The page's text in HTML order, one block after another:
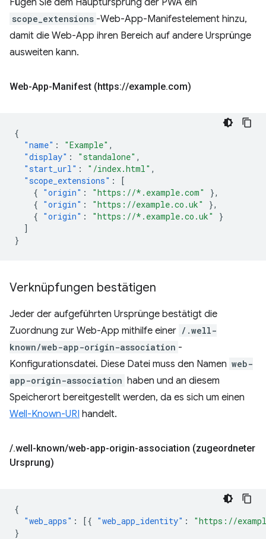
scope_extensions -Web-App-Manifestelement hinzu,
damit die Web-App ihren Bereich auf andere Ursprünge
ausweiten kann.
Web-App-Manifest (https://example.com)
{
"name" : "Example" ,
"display" : "standalone" ,
"start_url" : "/index.html" ,
"scope_extensions" :
[
{ "origin" : "https://*.example.com"
},
{ "origin" : "https://example.co.uk"
},
{ "origin" : "https://*.example.co.uk"
}
]
}
Verknüpfungen bestätigen
Jeder der aufgeführten Ursprünge bestätigt die
Zuordnung zur Web-App mithilfe einer /.well-
known/web-app-origin-association -
Konfigurationsdatei. Diese Datei muss den Namen web-
app-origin-association haben und an diesem
Speicherort bereitgestellt werden, da es sich um einen
Well-Known-URI handelt.
/.well-known/web-app-origin-association (zugeordneter
Ursprung)
{
"web_apps" : [{ "web_app_identity" :
"https://
}